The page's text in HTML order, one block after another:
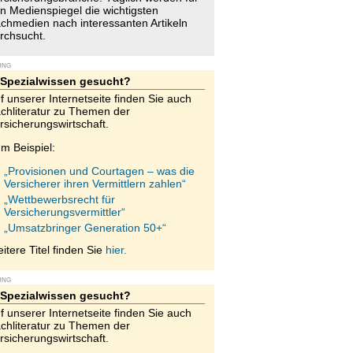
Medienspiegel die wichtigsten
nach interessanten Artikeln
Spezialwissen gesucht?
unserer Internetseite finden Sie auch
zu Themen der
Beispiel:
„Provisionen und Courtagen – was die
Versicherer ihren Vermittlern zahlen“
„Wettbewerbsrecht für
Versicherungsvermittler“
„Umsatzbringer Generation 50+“
Titel finden Sie hier.
Spezialwissen gesucht?
unserer Internetseite finden Sie auch
zu Themen der